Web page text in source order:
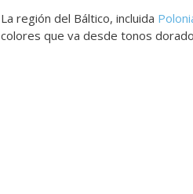
La región del Báltico, incluida
colores que va desde tonos